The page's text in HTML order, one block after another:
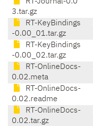
3.tar.gz
RT-KeyBindings
-0.00_01.tar.gz
RT-KeyBindings
-0.00_02.tar.gz
RT-OnlineDocs-
0.02.meta
RT-OnlineDocs-
0.02.readme
RT-OnlineDocs-
0.02.tar.gz